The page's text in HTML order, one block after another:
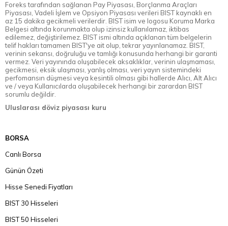
Foreks tarafından sağlanan Pay Piyasası, Borçlanma Araçları
Piyasası, Vadeli İşlem ve Opsiyon Piyasası verileri BIST kaynaklı en
az 15 dakika gecikmeli verilerdir. BIST isim ve logosu Koruma Marka
Belgesi altında korunmakta olup izinsiz kullanılamaz, iktibas
edilemez, değiştirilemez. BIST ismi altında açıklanan tüm belgelerin
telif hakları tamamen BIST'ye ait olup, tekrar yayınlanamaz. BIST,
verinin sekansı, doğruluğu ve tamlığı konusunda herhangi bir garanti
vermez. Veri yayınında oluşabilecek aksaklıklar, verinin ulaşmaması,
gecikmesi, eksik ulaşması, yanlış olması, veri yayın sistemindeki
perfomansın düşmesi veya kesintili olması gibi hallerde Alıcı, Alt Alıcı
ve / veya Kullanıcılarda oluşabilecek herhangi bir zarardan BIST
sorumlu değildir.
Uluslarası döviz piyasası kuru
BORSA
Canlı Borsa
Günün Özeti
Hisse Senedi Fiyatları
BIST 30 Hisseleri
BIST 50 Hisseleri